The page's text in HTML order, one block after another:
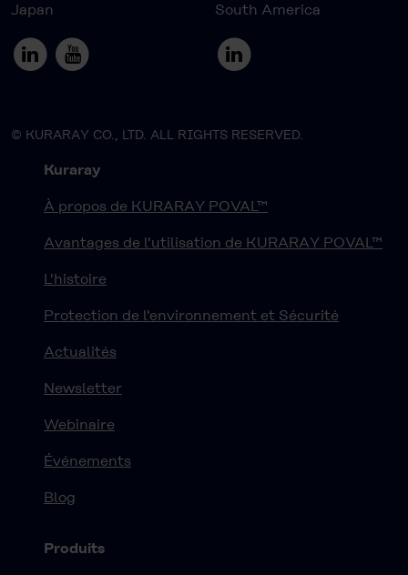
Japan South America
© KURARAY CO., LTD. ALL RIGHTS RESERVED.
Kuraray
À propos de KURARAY POVAL™
Avantages de l'utilisation de KURARAY POVAL™
L'histoire
Protection de l'environnement et Sécurité
Actualités
Newsletter
Webinaire
Événements
Blog
Produits